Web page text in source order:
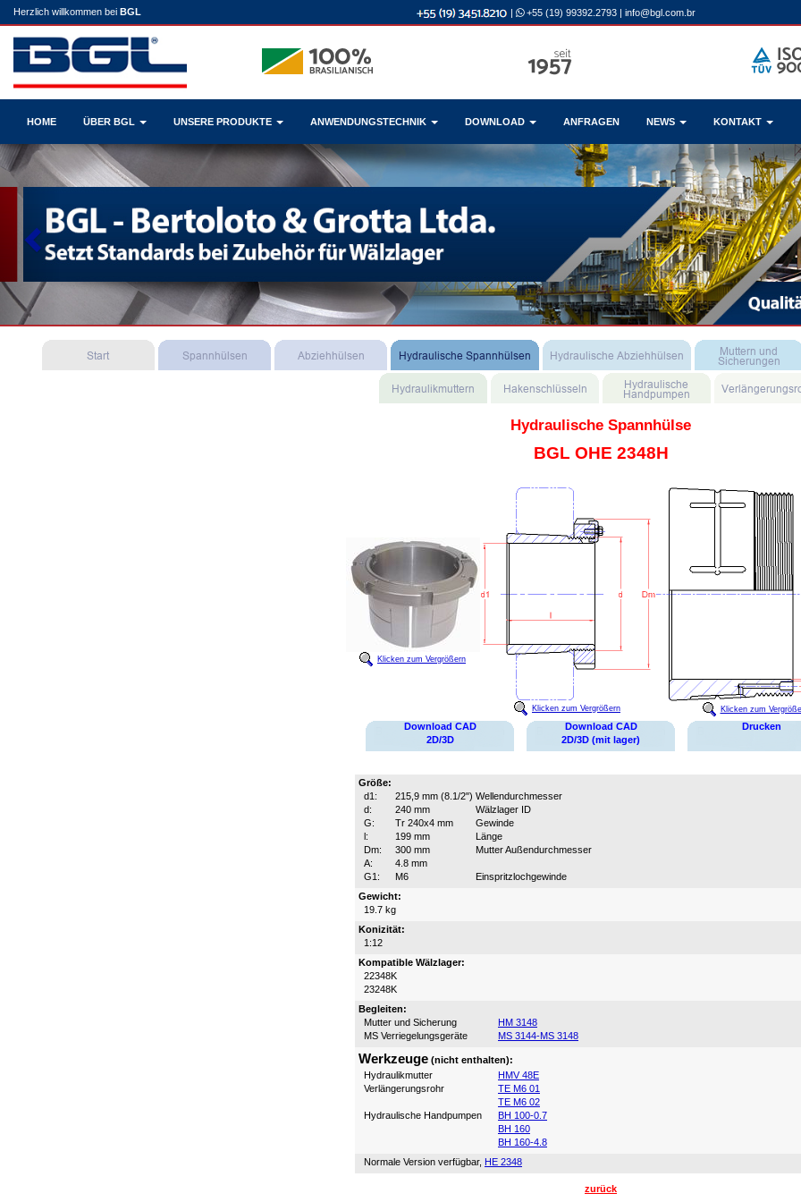
Herzlich willkommen bei BGL | +55 (19) 99392.2793 | info@bgl.com.br
HOME ÜBER BGL UNSERE PRODUKTE ANWENDUNGSTECHNIK DOWNLOAD ANFRAGEN NEWS KONTAKT
Previous
Hydraulische Spannhülse
BGL OHE 2348H
Klicken zum Vergrößern
Klicken zum Vergrößern Klicken zum
Download CAD
2D/3D
Download CAD
2D/3D (mit lager)
Drucken
Größe:
d1:
215,9 mm (8.1/2") Wellendurchmesser
d:
240 mm
Wälzlager ID
G:
Tr 240x4 mm
Gewinde
l:
199 mm
Länge
Dm:
300 mm
Mutter Außendurchmesser
A:
4.8 mm
G1:
M6
Einspritzlochgewinde
Gewicht:
19.7 kg
Konizität:
1:12
Kompatible Wälzlager:
22348K
23248K
Begleiten:
Mutter und Sicherung
HM 3148
MS Verriegelungsgeräte
MS 3144-MS 3148
Werkzeuge (nicht enthalten):
Hydraulikmutter
HMV 48E
Verlängerungsrohr
TE M6 01
TE M6 02
Hydraulische Handpumpen
BH 100-0.7
BH 160
BH 160-4.8
Normale Version verfügbar, HE 2348
zurück